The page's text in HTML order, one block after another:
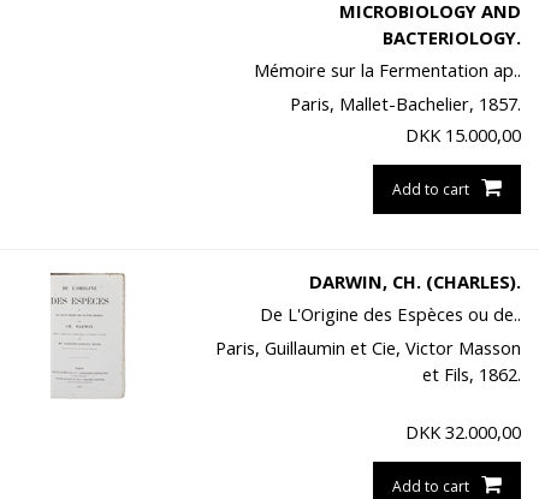
MICROBIOLOGY AND
BACTERIOLOGY.
Mémoire sur la Fermentation ap..
Paris, Mallet-Bachelier, 1857.
DKK 15.000,00
Add to cart
DARWIN, CH. (CHARLES).
De L'Origine des Espèces ou de..
Paris, Guillaumin et Cie, Victor Masson
et Fils, 1862.
DKK 32.000,00
Add to cart